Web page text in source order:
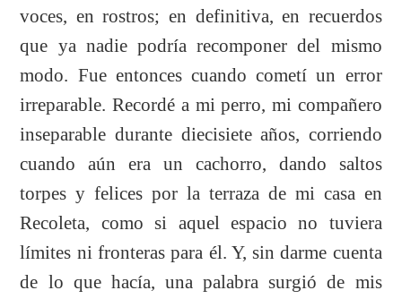
voces, en rostros; en definitiva, en recuerdos
que ya nadie podría recomponer del mismo
modo. Fue entonces cuando cometí un error
irreparable. Recordé a mi perro, mi compañero
inseparable durante diecisiete años, corriendo
cuando aún era un cachorro, dando saltos
torpes y felices por la terraza de mi casa en
Recoleta, como si aquel espacio no tuviera
límites ni fronteras para él. Y, sin darme cuenta
de lo que hacía, una palabra surgió de mis